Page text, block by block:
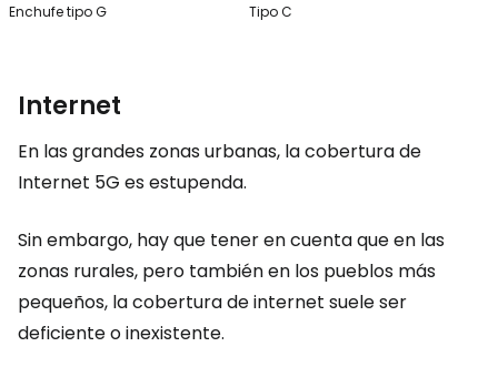
Enchufe tipo G Tipo C
Internet
En las grandes zonas urbanas, la cobertura de
Internet 5G es estupenda.
Sin embargo, hay que tener en cuenta que en las
zonas rurales, pero también en los pueblos más
pequeños, la cobertura de internet suele ser
deficiente o inexistente.